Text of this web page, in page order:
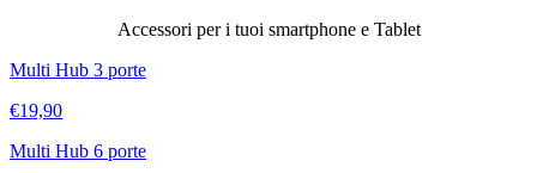
Accessori per i tuoi smartphone e Tablet
Multi Hub 3 porte
€19,90
Multi Hub 6 porte